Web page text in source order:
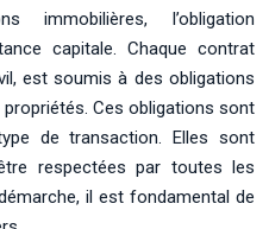
immobilières, l’obligation
capitale. Chaque contrat
est soumis à des obligations
Ces obligations sont
de transaction. Elles sont
respectées par toutes les
il est fondamental de